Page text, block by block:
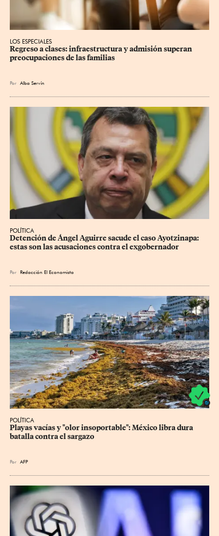
LOS ESPECIALES
Regreso a clases: infraestructura y admisión superan
preocupaciones de las familias
Por Alba Servín
POLÍTICA
Detención de Ángel Aguirre sacude el caso Ayotzinapa:
estas son las acusaciones contra el exgobernador
Por Redacción El Economista
POLÍTICA
Playas vacías y "olor insoportable": México libra dura
batalla contra el sargazo
Por AFP